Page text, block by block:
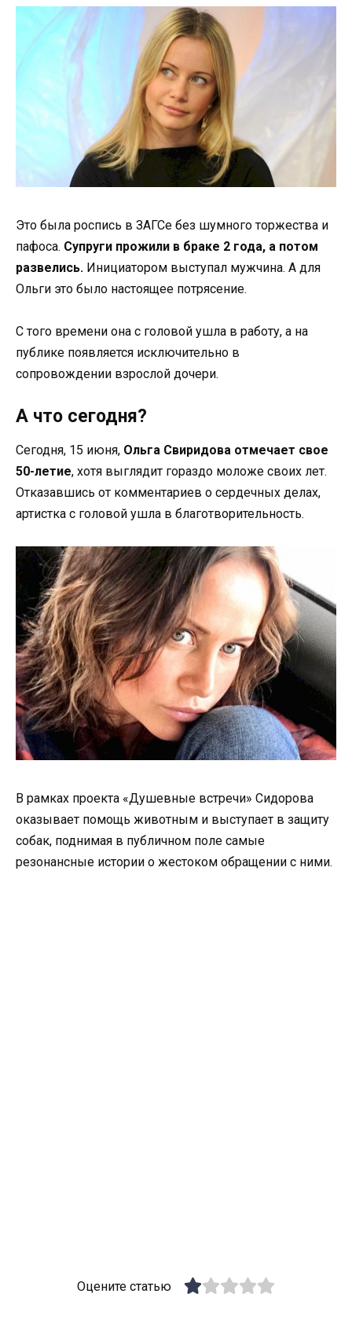
Это была роспись в ЗАГСе без шумного торжества и
пафоса. Супруги прожили в браке 2 года, а потом
развелись. Инициатором выступал мужчина. А для
Ольги это было настоящее потрясение.
С того времени она с головой ушла в работу, а на
публике появляется исключительно в
сопровождении взрослой дочери.
А что сегодня?
Сегодня, 15 июня, Ольга Свиридова отмечает свое
50-летие, хотя выглядит гораздо моложе своих лет.
Отказавшись от комментариев о сердечных делах,
артистка с головой ушла в благотворительность.
В рамках проекта «Душевные встречи» Сидорова
оказывает помощь животным и выступает в защиту
собак, поднимая в публичном поле самые
резонансные истории о жестоком обращении с ними.
Оцените статью